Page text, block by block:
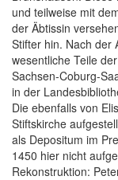
und teilweise mit
der Äbtissin
Stifter hin. Nach der
wesentliche Teile
Sachsen-Coburg-
in der
Die ebenfalls von
Stiftskirche
als Depositum im
1450 hier nicht
Rekonstruktion: